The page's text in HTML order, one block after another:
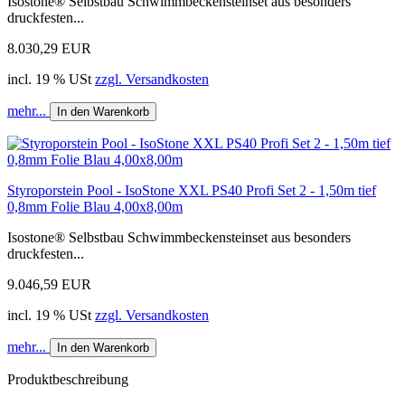
druckfesten...
8.030,29 EUR
incl. 19 % USt zzgl. Versandkosten
mehr... In den Warenkorb
Styroporstein Pool - IsoStone XXL PS40 Profi Set 2 - 1,50m tief
0,8mm Folie Blau 4,00x8,00m
Isostone® Selbstbau Schwimmbeckensteinset aus besonders
druckfesten...
9.046,59 EUR
incl. 19 % USt zzgl. Versandkosten
mehr... In den Warenkorb
Produktbeschreibung